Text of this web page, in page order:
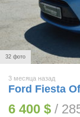
32 фото
3 месяца назад
Ford Fiesta
6 400 $ /